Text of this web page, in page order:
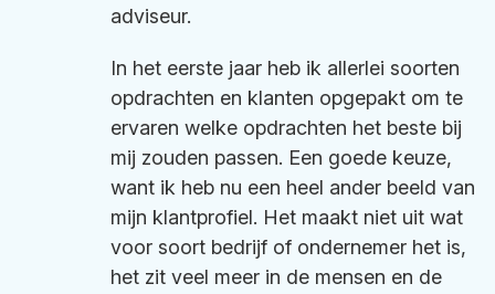
adviseur.
In het eerste jaar heb ik allerlei soorten
opdrachten en klanten opgepakt om te
ervaren welke opdrachten het beste bij
mij zouden passen. Een goede keuze,
want ik heb nu een heel ander beeld van
mijn klantprofiel. Het maakt niet uit wat
voor soort bedrijf of ondernemer het is,
het zit veel meer in de mensen en de